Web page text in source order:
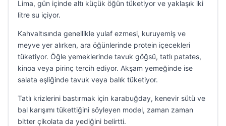
Lima, gün içinde altı küçük öğün tüketiyor ve yaklaşık iki
litre su içiyor.
Kahvaltısında genellikle yulaf ezmesi, kuruyemiş ve
meyve yer alırken, ara öğünlerinde protein içecekleri
tüketiyor. Öğle yemeklerinde tavuk göğsü, tatlı patates,
kinoa veya pirinç tercih ediyor. Akşam yemeğinde ise
salata eşliğinde tavuk veya balık tüketiyor.
Tatlı krizlerini bastırmak için karabuğday, kenevir sütü ve
bal karışımı tükettiğini söyleyen model, zaman zaman
bitter çikolata da yediğini belirtti.